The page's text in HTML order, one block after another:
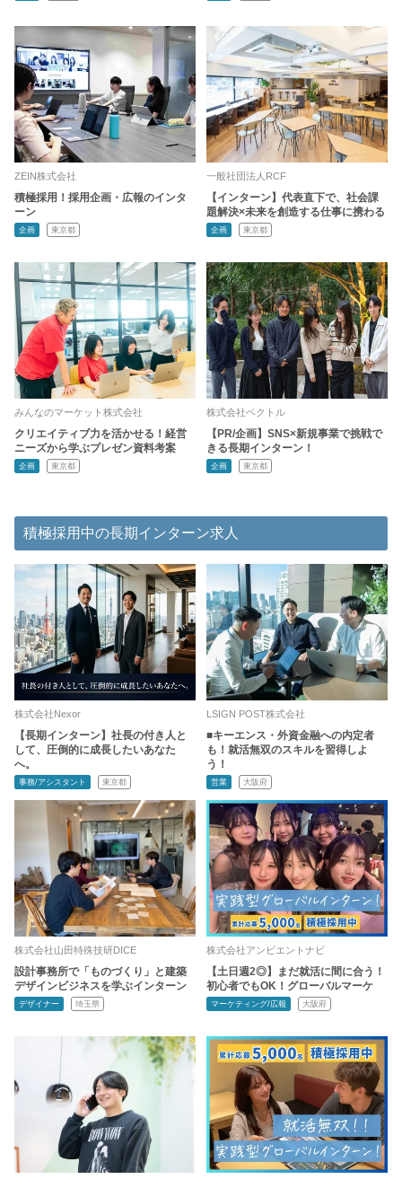
ZEIN株式会社
積極採用！採用企画・広報のインタ
ーン
企画 東京都
一般社団法人RCF
【インターン】代表直下で、社会課
題解決×未来を創造する仕事に携わる
企画 東京都
みんなのマーケット株式会社
クリエイティブ力を活かせる！経営
ニーズから学ぶプレゼン資料考案
企画 東京都
株式会社ベクトル
【PR/企画】SNS×新規事業で挑戦で
きる長期インターン！
企画 東京都
積極採用中の長期インターン求人
株式会社Nexor
【長期インターン】社長の付き人と
して、圧倒的に成長したいあなた
へ。
事務/アシスタント 東京都
LSIGN POST株式会社
■キーエンス・外資金融への内定者
も！就活無双のスキルを習得しよ
う！
営業 大阪府
株式会社山田特殊技研DICE
設計事務所で「ものづくり」と建築
デザインビジネスを学ぶインターン
デザイナー 埼玉県
株式会社アンビエントナビ
【土日週2◎】まだ就活に間に合う！
初心者でもOK！グローバルマーケ
マーケティング/広報 大阪府